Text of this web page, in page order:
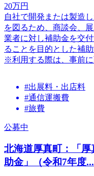
20万円
自社で開発または製造
を図るため、商談会、
業者に対し補助金を交
ることを目的とした補助
※利用する際は、事前
#出展料・出店料
#通信運搬費
#旅費
公募中
北海道厚真町：「
助金」（令和7年度...